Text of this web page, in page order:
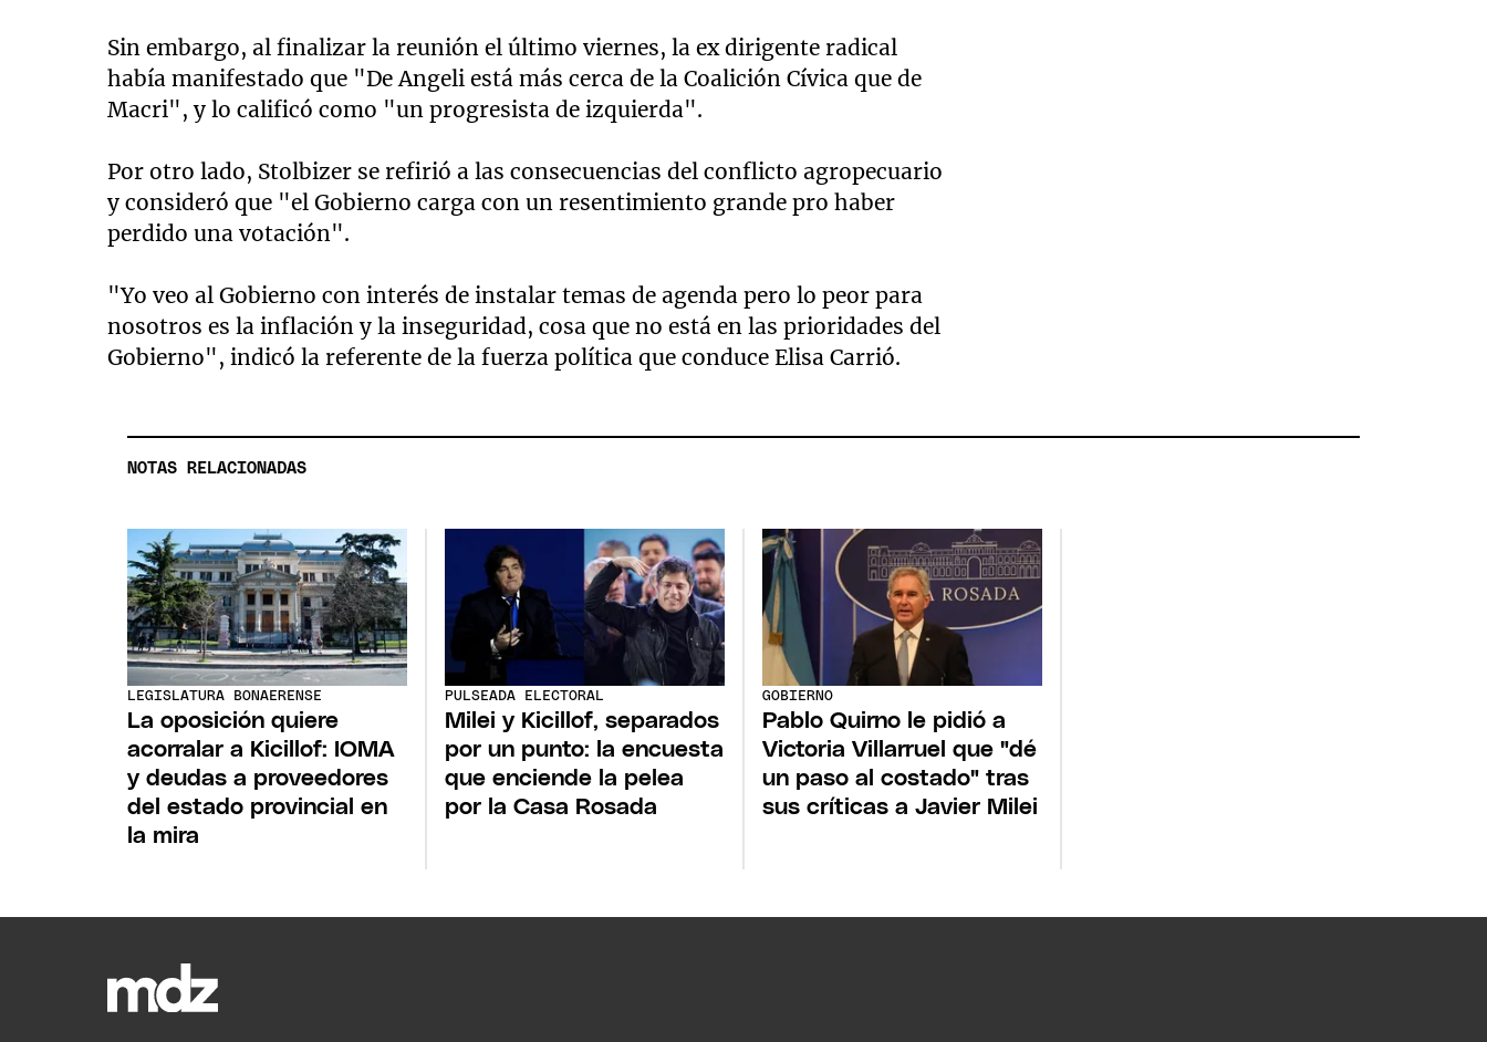
Sin embargo, al finalizar la reunión el último viernes, la ex dirigente radical
había manifestado que "De Angeli está más cerca de la Coalición Cívica que de
Macri", y lo calificó como "un progresista de izquierda".
Por otro lado, Stolbizer se refirió a las consecuencias del conflicto agropecuario
y consideró que "el Gobierno carga con un resentimiento grande pro haber
perdido una votación".
"Yo veo al Gobierno con interés de instalar temas de agenda pero lo peor para
nosotros es la inflación y la inseguridad, cosa que no está en las prioridades del
Gobierno", indicó la referente de la fuerza política que conduce Elisa Carrió.
NOTAS RELACIONADAS
LEGISLATURA BONAERENSE
La oposición quiere
acorralar a Kicillof: IOMA
y deudas a proveedores
del estado provincial en
la mira
PULSEADA ELECTORAL
Milei y Kicillof, separados
por un punto: la encuesta
que enciende la pelea
por la Casa Rosada
GOBIERNO
Pablo Quirno le pidió a
Victoria Villarruel que "dé
un paso al costado" tras
sus críticas a Javier Milei